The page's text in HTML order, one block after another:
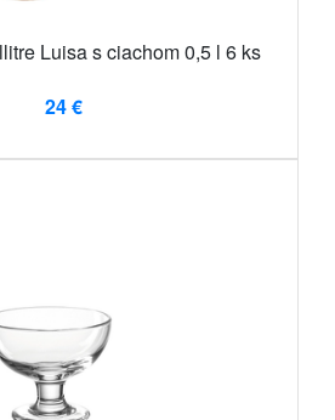
Luisa s ciachom 0,5 l 6 ks
24 €